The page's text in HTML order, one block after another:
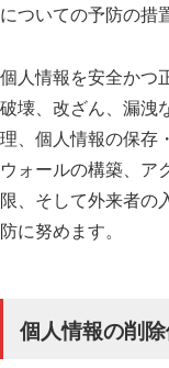
についての予防の措
個人情報を安全かつ
破壊、改ざん、漏洩
理、個人情報の保存
ウォールの構築、ア
限、そして外来者の
防に努めます。
個人情報の削